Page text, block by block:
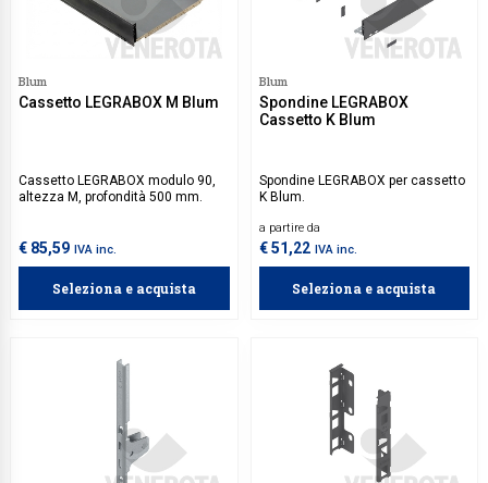
Blum
Cassetto LEGRABOX M Blum
Cassetto LEGRABOX modulo 90,
altezza M, profondità 500 mm.
€ 85,59 IVA inc.
Seleziona e acquista
Blum
Spondine LEGRABOX
Cassetto K Blum
Spondine LEGRABOX per cassetto
K Blum.
a partire da
€ 51,22 IVA inc.
Seleziona e acquista